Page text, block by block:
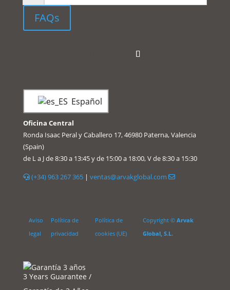
FAQs
Español
Oficina Central
Ronda Isaac Peral y Caballero 17, 46980 Paterna, Valencia
(Spain)
de L a J de 8:30 a 13:45 y de 15:00 a 18:00, V de 8:30 a 15:30
(+34) 963 267 365| ventas@arvakglobal.com
Aviso
legal
Política de
privacidad
Política de
cookies (UE)
Copyright © Arvak
Global, S.L.
3 Years Guarantee /